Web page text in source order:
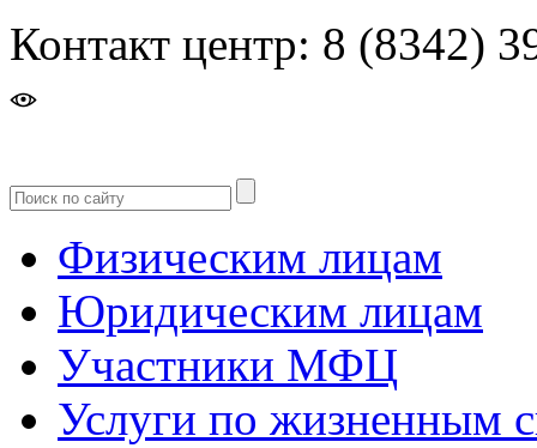
Контакт центр: 8 (8342)
Физическим лицам
Юридическим лицам
Участники МФЦ
Услуги по жизненным